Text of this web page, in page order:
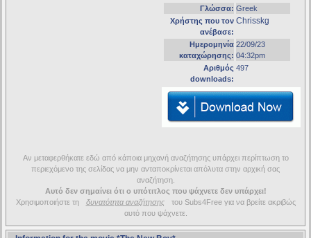
Γλώσσα: Greek
Χρήστης που τον
ανέβασε:
Chrisskg
Ημερομηνία
καταχώρησης:
22/09/23
04:32pm
Αριθμός
downloads:
497
Αν μεταφερθήκατε εδώ από κάποια μηχανή αναζήτησης υπάρχει περίπτωση το
περιεχόμενο της σελίδας να μην ανταποκρίνεται απόλυτα στην αρχική σας
αναζήτηση.
Αυτό δεν σημαίνει ότι ο υπότιτλος που ψάχνετε δεν υπάρχει!
Χρησιμοποιήστε τη
δυνατότητα αναζήτησης
του Subs4Free για να βρείτε ακριβώς
αυτό που ψάχνετε.